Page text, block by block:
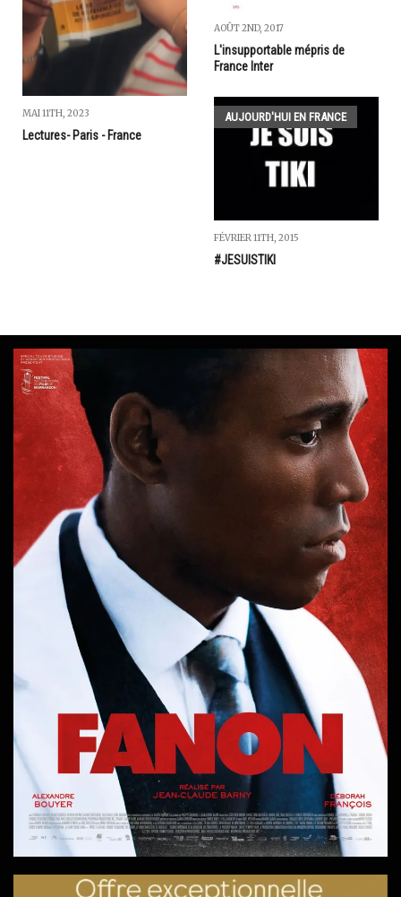
MAI 11TH, 2023
Lectures- Paris - France
AOÛT 2ND, 2017
L'insupportable mépris de
France Inter
AUJOURD'HUI EN FRANCE
FÉVRIER 11TH, 2015
#JESUISTIKI